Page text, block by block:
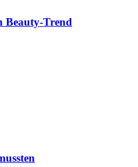
Beauty-Trend